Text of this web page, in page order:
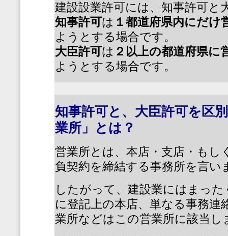
建設設業許可には、知事許可と
知事許可は １都道府県内にだけ
ようとする場合です。
大臣許可は ２以上の都道府県に
ようとする場合です。
知事許可と、大臣許可を区
業所」とは？
営業所とは、本店・支店・もし
負契約を締結する事務所を言い
したがって、建設業にはまっ
に登記上の本店、単なる事務連
業所などはこの営業所に該当し